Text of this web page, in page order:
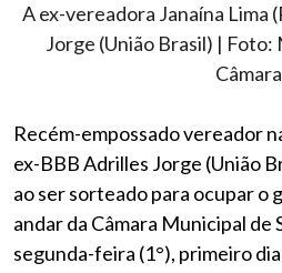
A ex-vereadora Janaína Lima
Jorge (União Brasil) |
Câmara
Recém-empossado vereador
ex-BBB Adrilles Jorge (União
ao ser sorteado para ocupar o
andar da Câmara Municipal de
segunda-feira (1°), primeiro